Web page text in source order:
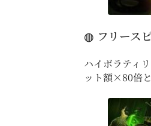
◍ フリース
ハイボラティ
ット額×80倍